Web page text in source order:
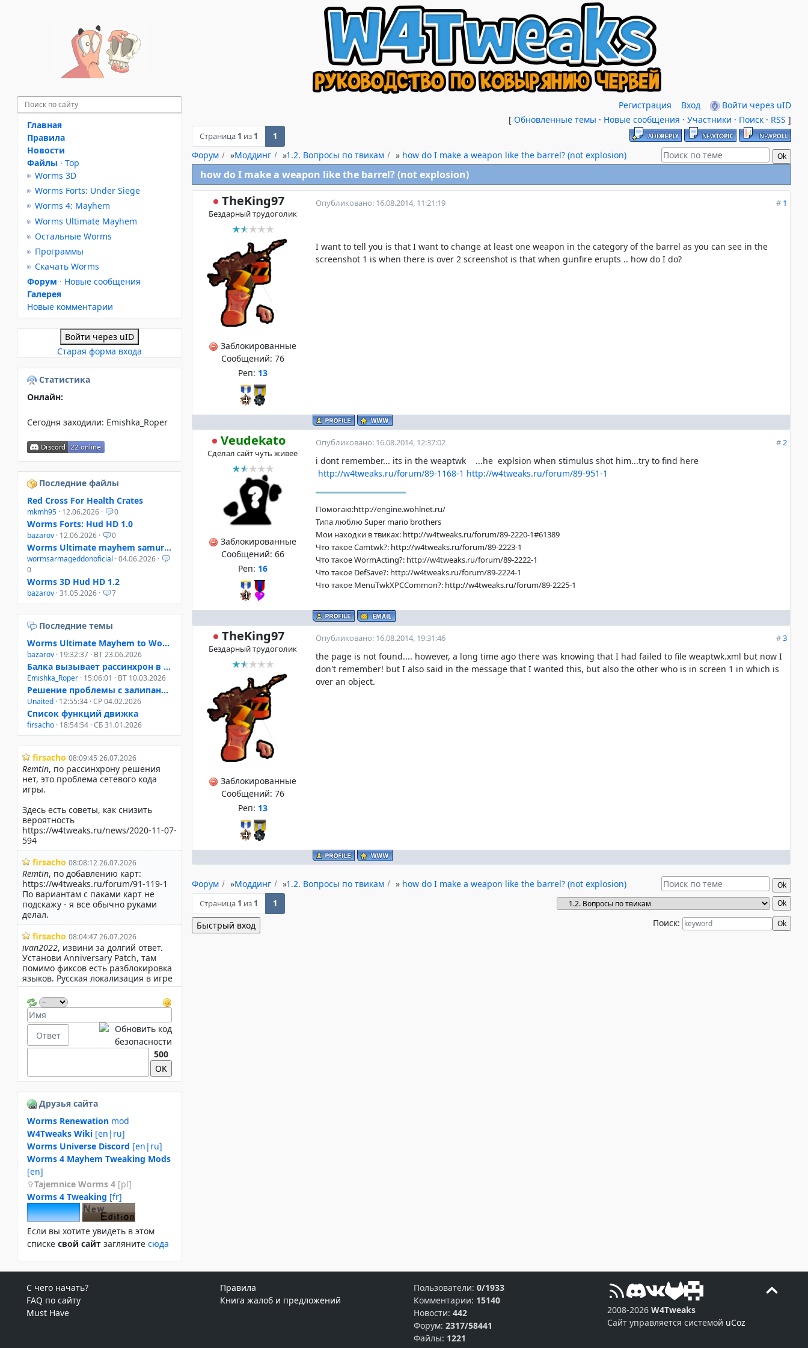
Регистрация Вход
Войти через uID
[ Обновленные темы · Новые сообщения · Участники · Поиск · RSS ]
Страница 1 из 1 1
Форум »Моддинг »1.2. Вопросы по твикам » how do I make a weapon like the barrel? (not explosion)
how do I make a weapon like the barrel? (not explosion)
TheKing97
Бездарный трудоголик
Заблокированные
Сообщений: 76
Реп: 13
# 1
Опубликовано: 16.08.2014, 11:21:19
I want to tell you is that I want to change at least one weapon in the category of the barrel as you can see in the
screenshot 1 is when there is over 2 screenshot is that when gunfire erupts .. how do I do?
Veudekato
Сделал сайт чуть живее
Заблокированные
Сообщений: 66
Реп: 16
#2
Опубликовано: 16.08.2014, 12:37:02
i dont remember... its in the weaptwk ...he explsion when stimulus shot him...try to find here
http://w4tweaks.ru/forum/89-1168-1 http://w4tweaks.ru/forum/89-951-1
Помогаю:http://engine.wohlnet.ru/
Типа люблю Super mario brothers
Мои находки в твиках: http://w4tweaks.ru/forum/89-2220-1#61389
Что такое Camtwk?: http://w4tweaks.ru/forum/89-2223-1
Что такое WormActing?: http://w4tweaks.ru/forum/89-2222-1
Что такое DefSave?: http://w4tweaks.ru/forum/89-2224-1
Что такое MenuTwkXPCCommon?: http://w4tweaks.ru/forum/89-2225-1
TheKing97
Бездарный трудоголик
Заблокированные
Сообщений: 76
Реп: 13
#3
Опубликовано: 16.08.2014, 19:31:46
the page is not found.... however, a long time ago there was knowing that I had failed to file weaptwk.xml but now I
don't remember! but I also said in the message that I wanted this, but also the other who is in screen 1 in which is
over an object.
Форум »Моддинг »1.2. Вопросы по твикам » how do I make a weapon like the barrel? (not explosion)
Страница 1 из 1 1
Поиск:
Главная
Правила
Новости
Файлы · Top
Worms 3D
Worms Forts: Under Siege
Worms 4: Mayhem
Worms Ultimate Mayhem
Остальные Worms
Программы
Скачать Worms
Форум · Новые сообщения
Галерея
Новые комментарии
Войти через uID
Старая форма входа
Статистика
Онлайн:
Сегодня заходили: Emishka_Roper
Последние файлы
Red Cross For Health Crates
mkmh95 · 12.06.2026 · 0
Worms Forts: Hud HD 1.0
bazarov · 12.06.2026 · 0
Worms Ultimate mayhem samurai helmet
wormsarmageddonoficial · 04.06.2026 ·
0
Worms 3D Hud HD 1.2
bazarov · 31.05.2026 · 7
Последние темы
Worms Ultimate Mayhem to Worms 4 Mayhem
bazarov · 19:32:37 · ВТ 23.06.2026
Балка вызывает рассинхрон в онлайне W3D, W4M, WUM
Emishka_Roper · 15:06:01 · ВТ 10.03.2026
Решение проблемы с залипанием клавиш при свернутом окне
Unaited · 12:55:34 · СР 04.02.2026
Список функций движка
firsacho · 18:54:54 · СБ 31.01.2026
500
Друзья сайта
Worms Renewation mod
W4Tweaks Wiki [en|ru]
Worms Universe Discord [en|ru]
Worms 4 Mayhem Tweaking Mods
[en]
Tajemnice Worms 4 [pl]
Worms 4 Tweaking [fr]
Если вы хотите увидеть в этом
спиcке свой сайт загляните сюда
С чего начать?
FAQ по сайту
Must Have
Правила
Книга жалоб и предложений
Пользователи: 0/1933
Комментарии: 15140
Новости: 442
Форум: 2317/58441
Файлы: 1221
2008-2026 W4Tweaks
Сайт управляется системой uCoz